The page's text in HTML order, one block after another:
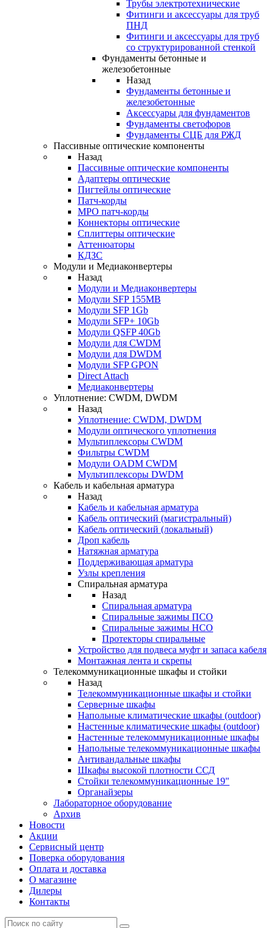
Трубы электротехнические
Фитинги и аксессуары для труб
ПНД
Фитинги и аксессуары для труб
со структурированной стенкой
Фундаменты бетонные и
железобетонные
Назад
Фундаменты бетонные и
железобетонные
Аксессуары для фундаментов
Фундаменты светофоров
Фундаменты СЦБ для РЖД
Пассивные оптические компоненты
Назад
Пассивные оптические компоненты
Адаптеры оптические
Пигтейлы оптические
Патч-корды
MPO патч-корды
Коннекторы оптические
Сплиттеры оптические
Аттенюаторы
КДЗС
Модули и Медиаконвертеры
Назад
Модули и Медиаконвертеры
Модули SFP 155MB
Модули SFP 1Gb
Модули SFP+ 10Gb
Модули QSFP 40Gb
Модули для CWDM
Модули для DWDM
Модули SFP GPON
Direct Attach
Медиаконвертеры
Уплотнение: CWDM, DWDM
Назад
Уплотнение: CWDM, DWDM
Модули оптического уплотнения
Мультиплексоры CWDM
Фильтры CWDM
Модули OADM CWDM
Мультиплексоры DWDM
Кабель и кабельная арматура
Назад
Кабель и кабельная арматура
Кабель оптический (магистральный)
Кабель оптический (локальный)
Дроп кабель
Натяжная арматура
Поддерживающая арматура
Узлы крепления
Спиральная арматура
Назад
Спиральная арматура
Спиральные зажимы ПСО
Спиральные зажимы НСО
Протекторы спиральные
Устройство для подвеса муфт и запаса кабеля
Монтажная лента и скрепы
Телекоммуникационные шкафы и стойки
Назад
Телекоммуникационные шкафы и стойки
Серверные шкафы
Напольные климатические шкафы (outdoor)
Настенные климатические шкафы (outdoor)
Настенные телекоммуникационные шкафы
Напольные телекоммуникационные шкафы
Антивандальные шкафы
Шкафы высокой плотности ССД
Стойки телекоммуникационные 19"
Органайзеры
Лабораторное оборудование
Архив
Новости
Акции
Сервисный центр
Поверка оборудования
Оплата и доставка
О магазине
Дилеры
Контакты